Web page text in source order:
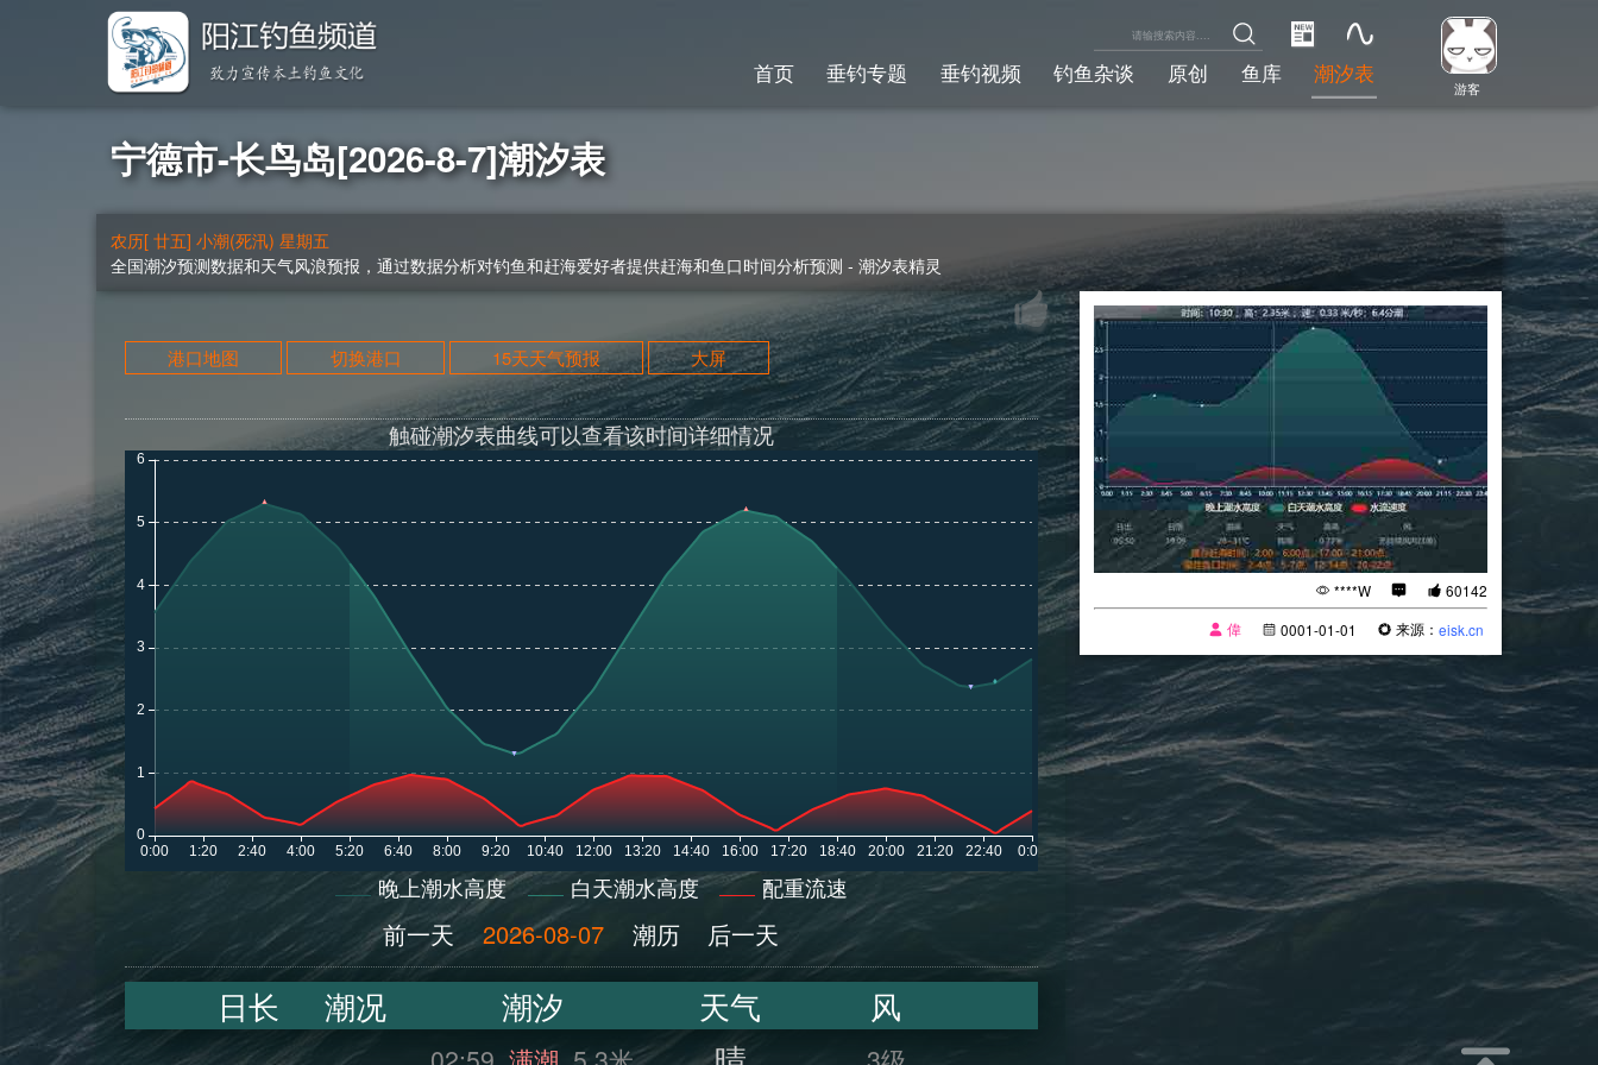
游客
首页 垂钓专题 垂钓视频 钓鱼杂谈 原创 鱼库 潮汐表
宁德市-长鸟岛[2026-8-7]潮汐表
农历[ 廿五] 小潮(死汛) 星期五
全国潮汐预测数据和天气风浪预报，通过数据分析对钓鱼和赶海爱好者提供赶海和鱼口时间分析预测 - 潮汐表精灵
港口地图 切换港口 15天天气预报 大屏
触碰潮汐表曲线可以查看该时间详细情况
晚上潮水高度 白天潮水高度 配重流速
前一天 2026-08-07 潮历 后一天
日长 潮况 潮汐 天气 风
****W
60142
偉
0001-01-01 来源：eisk.cn